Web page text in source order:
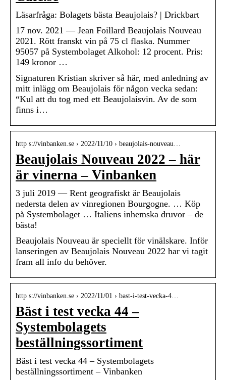
Läsarfråga: Bolagets bästa Beaujolais? | Drickbart
17 nov. 2021 — Jean Foillard Beaujolais Nouveau
2021. Rött franskt vin på 75 cl flaska. Nummer
95057 på Systembolaget Alkohol: 12 procent. Pris:
149 kronor …
Signaturen Kristian skriver så här, med anledning av
mitt inlägg om Beaujolais för någon vecka sedan:
“Kul att du tog med ett Beaujolaisvin. Av de som
finns i…
http s://vinbanken.se › 2022/11/10 › beaujolais-nouveau…
Beaujolais Nouveau 2022 – här
är vinerna – Vinbanken
3 juli 2019 — Rent geografiskt är Beaujolais
nedersta delen av vinregionen Bourgogne. … Köp
på Systembolaget … Italiens inhemska druvor – de
bästa!
Beaujolais Nouveau är speciellt för vinälskare. Inför
lanseringen av Beaujolais Nouveau 2022 har vi tagit
fram all info du behöver.
http s://vinbanken.se › 2022/11/01 › bast-i-test-vecka-4…
Bäst i test vecka 44 –
Systembolagets
beställningssortiment
Bäst i test vecka 44 – Systembolagets
beställningssortiment – Vinbanken